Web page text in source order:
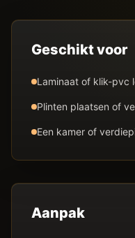
Geschikt voor
Laminaat of klik-pvc
Plinten plaatsen of
Een kamer of
Aanpak